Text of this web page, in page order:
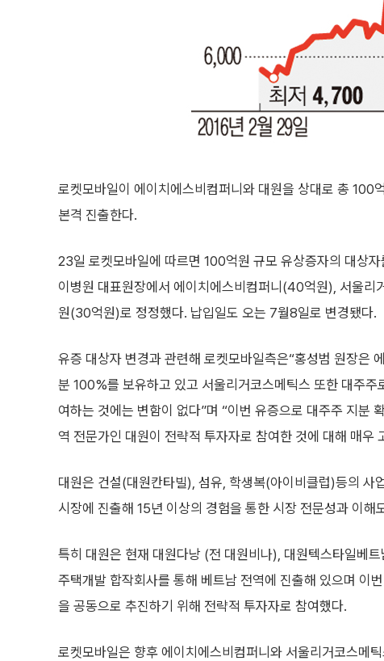
로켓모바일이 에이치에스비컴퍼니와 대원을 상대로 총 100
본격 진출한다.
23일 로켓모바일에 따르면 100억원 규모 유상증자의 대상
이병원 대표원장에서 에이치에스비컴퍼니(40억원), 서울리
원(30억원)로 정정했다. 납입일도 오는 7월8일로 변경됐다.
유증 대상자 변경과 관련해 로켓모바일측은“홍성범 원장은
분 100%를 보유하고 있고 서울리거코스메틱스 또한 대주주
여하는 것에는 변함이 없다”며 “이번 유증으로 대주주 지분
역 전문가인 대원이 전략적 투자자로 참여한 것에 대해 매우
대원은 건설(대원칸타빌), 섬유, 학생복(아이비클럽)등의
시장에 진출해 15년 이상의 경험을 통한 시장 전문성과 이해
특히 대원은 현재 대원다낭 (전 대원비나), 대원텍스타일베
주택개발 합작회사를 통해 베트남 전역에 진출해 있으며 이
을 공동으로 추진하기 위해 전략적 투자자로 참여했다.
로켓모바일은 향후 에이치에스비컴퍼니와 서울리거코스메